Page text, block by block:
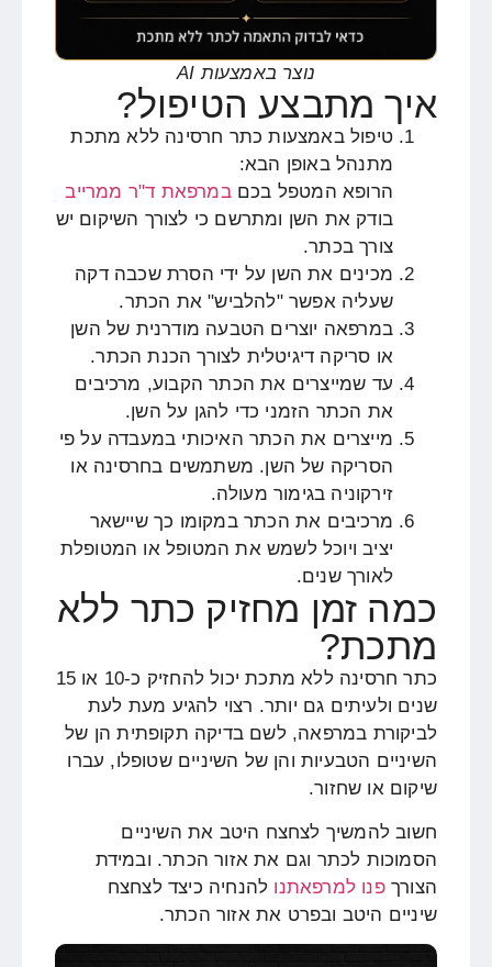
נוצר באמצעות AI
איך מתבצע הטיפול?
טיפול באמצעות כתר חרסינה ללא מתכת
מתנהל באופן הבא:
הרופא המטפל בכםבמרפאת ד"ר ממרייב
בודק את השן ומתרשם כי לצורך השיקום יש
צורך בכתר.
מכינים את השן על ידי הסרת שכבה דקה
שעליה אפשר "להלביש" את הכתר.
במרפאה יוצרים הטבעה מודרנית של השן
או סריקה דיגיטלית לצורך הכנת הכתר.
עד שמייצרים את הכתר הקבוע, מרכיבים
את הכתר הזמני כדי להגן על השן.
מייצרים את הכתר האיכותי במעבדה על פי
הסריקה של השן. משתמשים בחרסינה או
זירקוניה בגימור מעולה.
מרכיבים את הכתר במקומו כך שיישאר
יציב ויוכל לשמש את המטופל או המטופלת
לאורך שנים.
כמה זמן מחזיק כתר ללא
מתכת?
כתר חרסינה ללא מתכת יכול להחזיק כ-10 או 15
שנים ולעיתים גם יותר. רצוי להגיע מעת לעת
לביקורת במרפאה, לשם בדיקה תקופתית הן של
השיניים הטבעיות והן של השיניים שטופלו, עברו
שיקום או שחזור.
חשוב להמשיך לצחצח היטב את השיניים
הסמוכות לכתר וגם את אזור הכתר. ובמידת
הצורךפנו למרפאתנו להנחיה כיצד לצחצח
שיניים היטב ובפרט את אזור הכתר.